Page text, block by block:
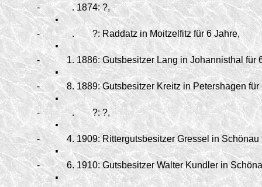
-
. . 1874: ?,
- . . ?: Raddatz in Moitzelfitz für 6 Jahre,
- . 1. 1886: Gutsbesitzer Lang in Johannisthal für
- . 8. 1889: Gutsbesitzer Kreitz in Petershagen für
- . . ?: ?,
- . 4. 1909: Rittergutsbesitzer Gressel in Schönau
- . 6. 1910: Gutsbesitzer Walter Kundler in